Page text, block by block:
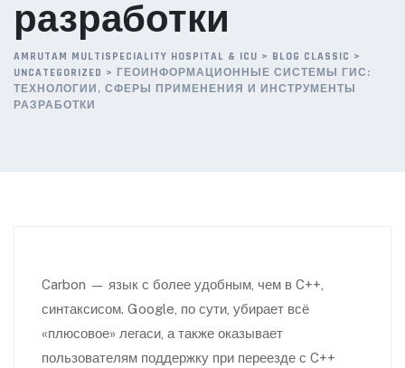
разработки
AMRUTAM MULTISPECIALITY HOSPITAL & ICU > BLOG CLASSIC >
UNCATEGORIZED > ГЕОИНФОРМАЦИОННЫЕ СИСТЕМЫ ГИС:
ТЕХНОЛОГИИ, СФЕРЫ ПРИМЕНЕНИЯ И ИНСТРУМЕНТЫ
РАЗРАБОТКИ
Carbon — язык с более удобным, чем в C++,
синтаксисом. Google, по сути, убирает всё
«плюсовое» легаси, а также оказывает
пользователям поддержку при переезде с C++